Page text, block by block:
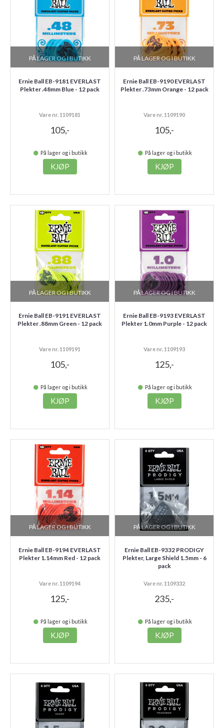
PÅ LAGER OG I BUTIKK
Ernie Ball EB-9181 EVERLAST
Plekter .48mm Blue - 12 pack
Vare nr. 1109181
105,-
På lager og i butikk
KJØP
PÅ LAGER OG I BUTIKK
Ernie Ball EB-9190 EVERLAST
Plekter .73mm Orange - 12 pack
Vare nr. 1109190
105,-
På lager og i butikk
KJØP
PÅ LAGER OG I BUTIKK
Ernie Ball EB-9191 EVERLAST
Plekter .88mm Green - 12 pack
Vare nr. 1109191
105,-
På lager og i butikk
KJØP
PÅ LAGER OG I BUTIKK
Ernie Ball EB-9193 EVERLAST
Plekter 1.0mm Purple - 12 pack
Vare nr. 1109193
125,-
På lager og i butikk
KJØP
PÅ LAGER OG I BUTIKK
Ernie Ball EB-9194 EVERLAST
Plekter 1.14mm Red - 12 pack
Vare nr. 1109194
125,-
På lager og i butikk
KJØP
PÅ LAGER OG I BUTIKK
Ernie Ball EB-9332 PRODIGY
Plekter, Large Shield 1.5mm - 6
pack
Vare nr. 1109332
235,-
På lager og i butikk
KJØP